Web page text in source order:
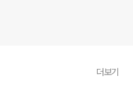
sense or
더보기